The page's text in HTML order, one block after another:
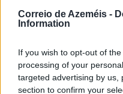
Correio de Azeméis -
Information
If you wish to opt-out of
processing of your
targeted advertising by us,
section to confirm your
antiga casa dos
8/08/2026